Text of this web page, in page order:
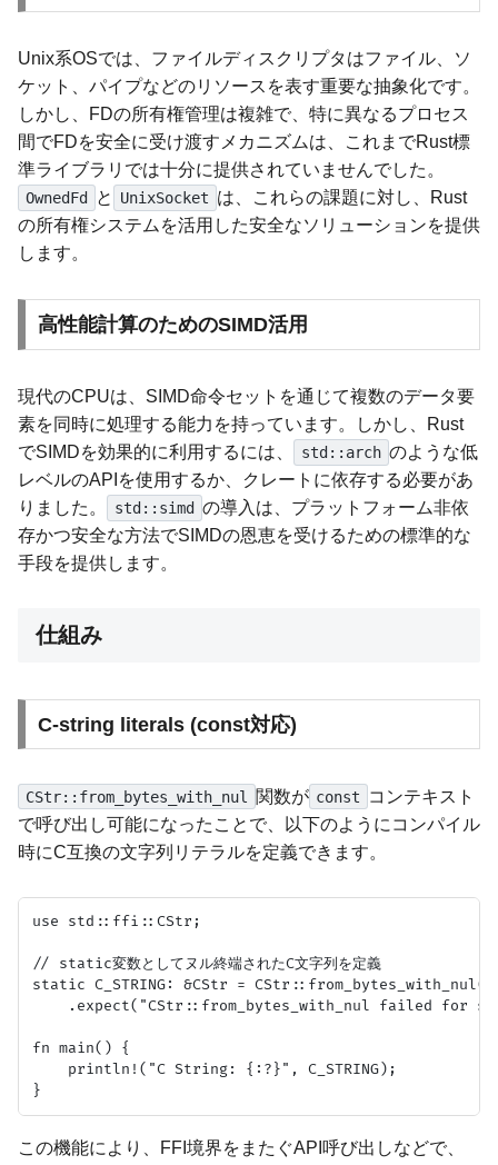
Unix系OSでは、ファイルディスクリプタはファイル、ソ
ケット、パイプなどのリソースを表す重要な抽象化です。
しかし、FDの所有権管理は複雑で、特に異なるプロセス
間でFDを安全に受け渡すメカニズムは、これまでRust標
準ライブラリでは十分に提供されていませんでした。
OwnedFd と UnixSocket は、これらの課題に対し、Rust
の所有権システムを活用した安全なソリューションを提供
します。
高性能計算のためのSIMD活用
現代のCPUは、SIMD命令セットを通じて複数のデータ要
素を同時に処理する能力を持っています。しかし、Rust
でSIMDを効果的に利用するには、
std::arch のような低
レベルのAPIを使用するか、クレートに依存する必要があ
りました。
std::simd の導入は、プラットフォーム非依
存かつ安全な方法でSIMDの恩恵を受けるための標準的な
手段を提供します。
仕組み
C-string literals (const対応)
CStr::from_bytes_with_nul 関数が const
コンテキスト
で呼び出し可能になったことで、以下のようにコンパイル
時にC互換の文字列リテラルを定義できます。
use std::ffi::CStr;
// static変数としてヌル終端されたC文字列を定義
static C_STRING: &CStr =
.expect("CStr::from_bytes_with_nul failed for
fn main() {
    println!("C String: {:?}", C_STRING);
この機能により、FFI境界をまたぐAPI呼び出しなどで、